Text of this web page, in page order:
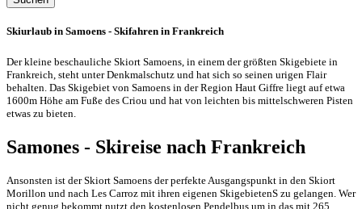
Skiurlaub in Samoens - Skifahren in Frankreich
Der kleine beschauliche Skiort Samoens, in einem der größten Skigebiete in
Frankreich, steht unter Denkmalschutz und hat sich so seinen urigen Flair
behalten. Das Skigebiet von Samoens in der Region Haut Giffre liegt auf etwa
1600m Höhe am Fuße des Criou und hat von leichten bis mittelschweren Pisten
etwas zu bieten.
Samones - Skireise nach Frankreich
Ansonsten ist der Skiort Samoens der perfekte Ausgangspunkt in den Skiort
Morillon und nach Les Carroz mit ihren eigenen SkigebietenS zu gelangen. Wer
nicht genug bekommt nutzt den kostenlosen Pendelbus um in das mit 265